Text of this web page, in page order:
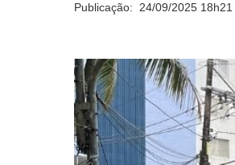
Publicação: 24/09/2025 18h21